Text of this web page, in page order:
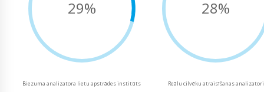
29%
Biezuma analizatora lietu apstrādes institūts
28%
Reālu cilvēku atraisīšanas analizatori